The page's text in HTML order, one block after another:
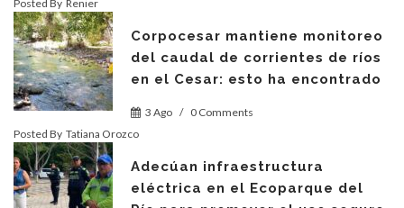
Posted By Renier
Corpocesar mantiene monitoreo
del caudal de corrientes de ríos
en el Cesar: esto ha encontrado
3 Ago / 0 Comments
Posted By Tatiana Orozco
Adecúan infraestructura
eléctrica en el Ecoparque del